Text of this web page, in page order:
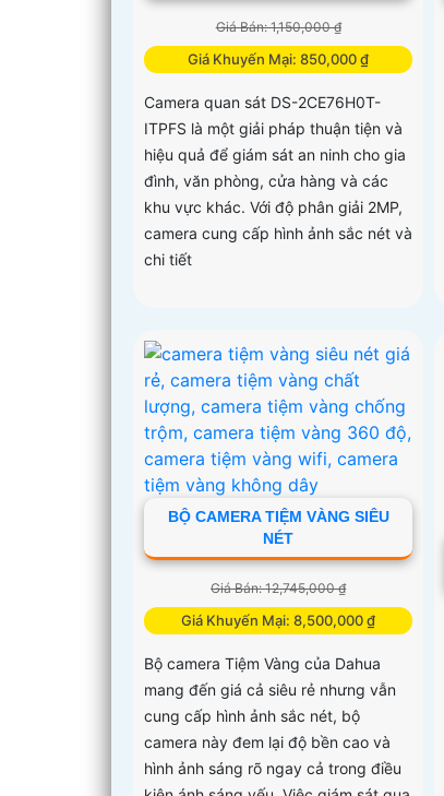
Giá Bán: 1,150,000 ₫
Giá Khuyến Mại: 850,000 ₫
Camera quan sát DS-2CE76H0T-
ITPFS là một giải pháp thuận tiện và
hiệu quả để giám sát an ninh cho gia
đình, văn phòng, cửa hàng và các
khu vực khác. Với độ phân giải 2MP,
camera cung cấp hình ảnh sắc nét và
chi tiết
BỘ CAMERA TIỆM VÀNG SIÊU
NÉT
Giá Bán: 12,745,000 ₫
Giá Khuyến Mại: 8,500,000 ₫
Bộ camera Tiệm Vàng của Dahua
mang đến giá cả siêu rẻ nhưng vẫn
cung cấp hình ảnh sắc nét, bộ
camera này đem lại độ bền cao và
hình ảnh sáng rõ ngay cả trong điều